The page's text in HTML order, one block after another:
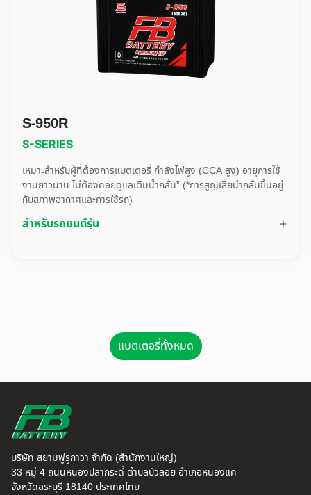
S-950R
S-SERIES
เหมาะสำหรับผู้ที่ต้องการแบตเตอรี่ กำลังไฟสูง (CCA สูง) อายุการใช้
งานยาวนาน ไม่ต้องคอยดูแลเติมน้ำกลั่น” (*การสูญเสียนำกลั่นขึ้นอยู่
กับสภาพอากาศและการใช้รถ)
สำหรับรถยนต์รุ่น
แบตเตอรี่ทั้งหมด
บริษัท สยามฟูรูกาวา จำกัด (สำนักงานใหญ่)
33 หมู่ 4 ถนนหนองปลากระดี่ ตำบลบัวลอย อำเภอหนองแค
จังหวัดสระบุรี 18140 ประเทศไทย